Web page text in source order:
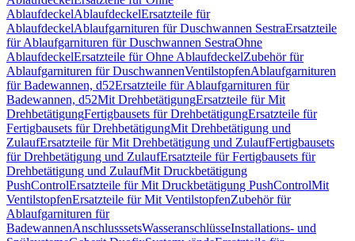
AblaufdeckelAblaufdeckelErsatzteile für
AblaufdeckelAblaufgarnituren für Duschwannen SestraErsatzteile
für Ablaufgarnituren für Duschwannen SestraOhne
AblaufdeckelErsatzteile für Ohne AblaufdeckelZubehör für
Ablaufgarnituren für DuschwannenVentilstopfenAblaufgarnituren
für Badewannen, d52Ersatzteile für Ablaufgarnituren für
Badewannen, d52Mit DrehbetätigungErsatzteile für Mit
DrehbetätigungFertigbausets für DrehbetätigungErsatzteile für
Fertigbausets für DrehbetätigungMit Drehbetätigung und
ZulaufErsatzteile für Mit Drehbetätigung und ZulaufFertigbausets
für Drehbetätigung und ZulaufErsatzteile für Fertigbausets für
Drehbetätigung und ZulaufMit Druckbetätigung
PushControlErsatzteile für Mit Druckbetätigung PushControlMit
VentilstopfenErsatzteile für Mit VentilstopfenZubehör für
Ablaufgarnituren für
BadewannenAnschlusssetsWasseranschlüsseInstallations- und